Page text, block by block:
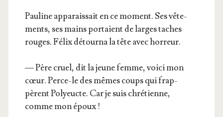
Pau­line appa­rais­sait en ce moment. Ses vête­
ments, ses mains por­taient de larges taches
rouges. Félix détour­na la tête avec horreur.
— Père cruel, dit la jeune femme, voi­ci mon
cœur. Perce-le des mêmes coups qui frap­
pèrent Poly­eucte. Car je suis chré­tienne,
comme mon époux !